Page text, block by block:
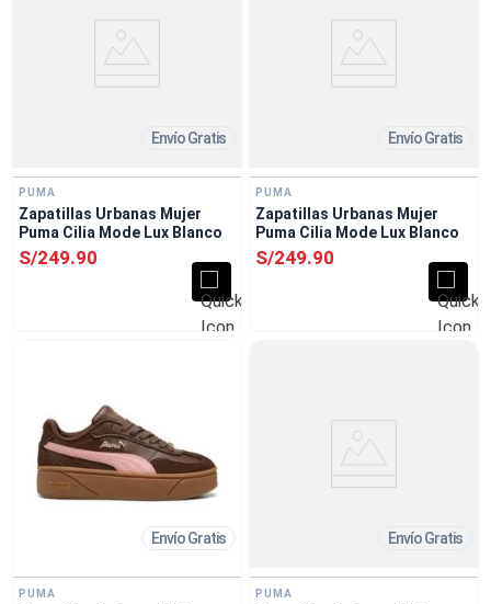
Envío Gratis
PUMA
Zapatillas Urbanas Mujer
Puma Cilia Mode Lux Blanco
S/249.90
Envío Gratis
PUMA
Zapatillas Urbanas Mujer
Puma Cilia Mode Lux Blanco
S/249.90
Envío Gratis
PUMA
Envío Gratis
PUMA